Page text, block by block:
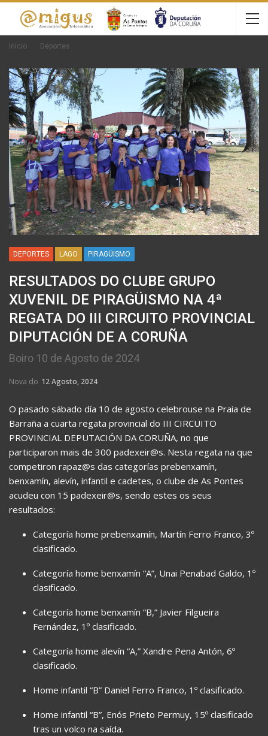
Inicio Deportes
DEPORTES LAGO PIRAGÜISMO
RESULTADOS DO CLUBE GRUPO
XUVENIL DE PIRAGÜISMO NA 4ª
REGATA DO III CIRCUITO PROVINCIAL
DIPUTACIÓN DE A CORUÑA
Boiro 10 de Agosto de 2024
Nova do 12 Agosto, 2024
O pasado sábado día 10 de agosto celebrouse na Praia de
Barraña a cuarta regata provincial do III CIRCUITO
PROVINCIAL DEPUTACIÓN DA CORUÑA, no que
participaron mais de 300 padexeir@s. Nesta regata na que
competiron rapaz@s das categorías prebenxamín,
benxamín, alevín, infantil e cadetes, o clube de As Pontes
acudeu con 15 padexeir@s, sendo estes os seus
resultados:
Categoría home prebenxamín, Martín Ferro Franco, 3º
clasificado.
Categoría home benxamín “A”, Unai Penabad Galdo, 1º
clasificado.
Categoría home benxamín “B,” Javier Filgueira
Fernández, 1º clasificado.
Categoría home alevín “A,” Xandre Pena Antón, 6º
clasificado.
Home infantil “B” Daniel Ferro Franco, 1º clasificado.
Home infantil “B”, Enós Prieto Permuy, 15º clasificado
tras un volco na saída.